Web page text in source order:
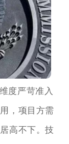
度严苛准入
，项目方需
高不下。技